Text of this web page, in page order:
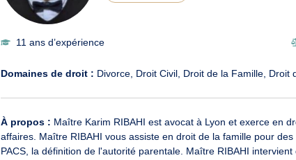
11 ans d’expérience
Domaines de droit : Divorce Droit Civil Droit de la Famille Droit
À propos : Maître Karim RIBAHI est avocat à Lyon et exerce en
affaires. Maître RIBAHI vous assiste en droit de la famille pour
PACS, la définition de l'autorité parentale. Maître RIBAHI intervient